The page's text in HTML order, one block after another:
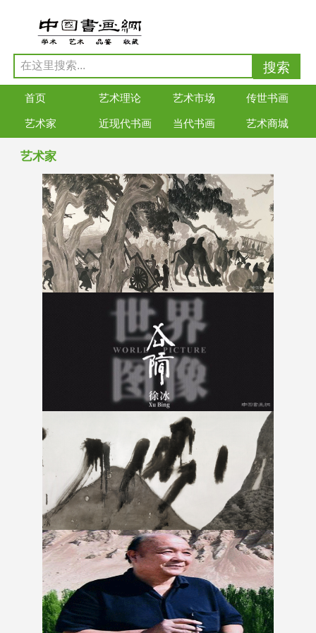
首页 艺术理论 艺术市场 传世书画
艺术家 近现代书画 当代书画 艺术商城
艺术家